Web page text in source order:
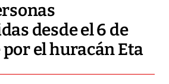
desde el 6 de
el huracán Eta